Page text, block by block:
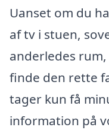
Uanset om du
af tv i stuen,
anderledes
finde den rette
tager kun få
information på